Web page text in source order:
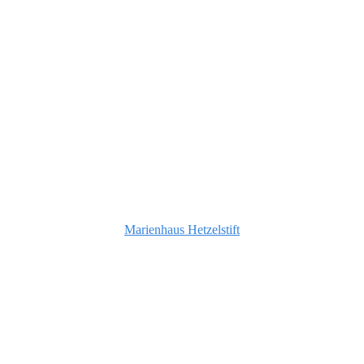
Marienhaus Hetzelstift